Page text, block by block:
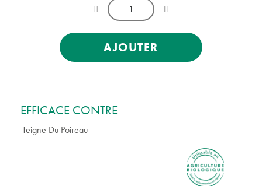
AJOUTER
EFFICACE CONTRE
Teigne Du Poireau